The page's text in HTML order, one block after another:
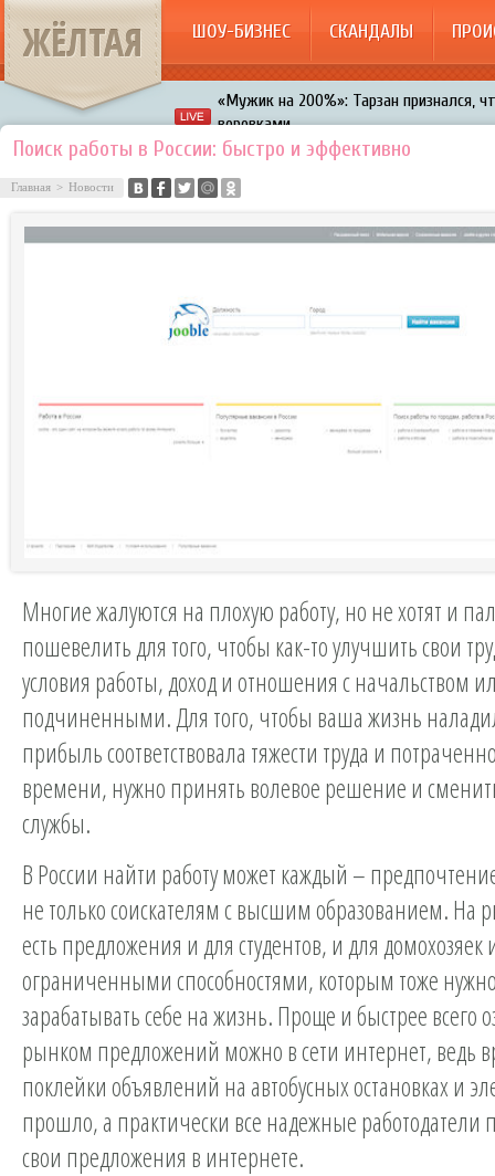
ЖЁЛТАЯ ШОУ-БИЗНЕС СКАНДАЛЫ
«Мужик на 200%»: Тарзан признался,
воровками
Галкин променял Дроботенко на
Расстались Энрике Иглесиас и Анна
Поиск работы в России: быстро и эффективно
Главная > Новости
Многие жалуются на плохую работу, но не хотят и
пошевелить для того, чтобы как-то улучшить свои
условия работы, доход и отношения с начальством
подчиненными. Для того, чтобы ваша жизнь
прибыль соответствовала тяжести труда и
времени, нужно принять волевое решение и
службы.
В России найти работу может каждый –
не только соискателям с высшим образованием. На
есть предложения и для студентов, и для
ограниченными способностями, которым тоже
зарабатывать себе на жизнь. Проще и быстрее всего
рынком предложений можно в сети интернет, ведь
поклейки объявлений на автобусных остановках и
прошло, а практически все надежные работодатели
свои предложения в интернете.